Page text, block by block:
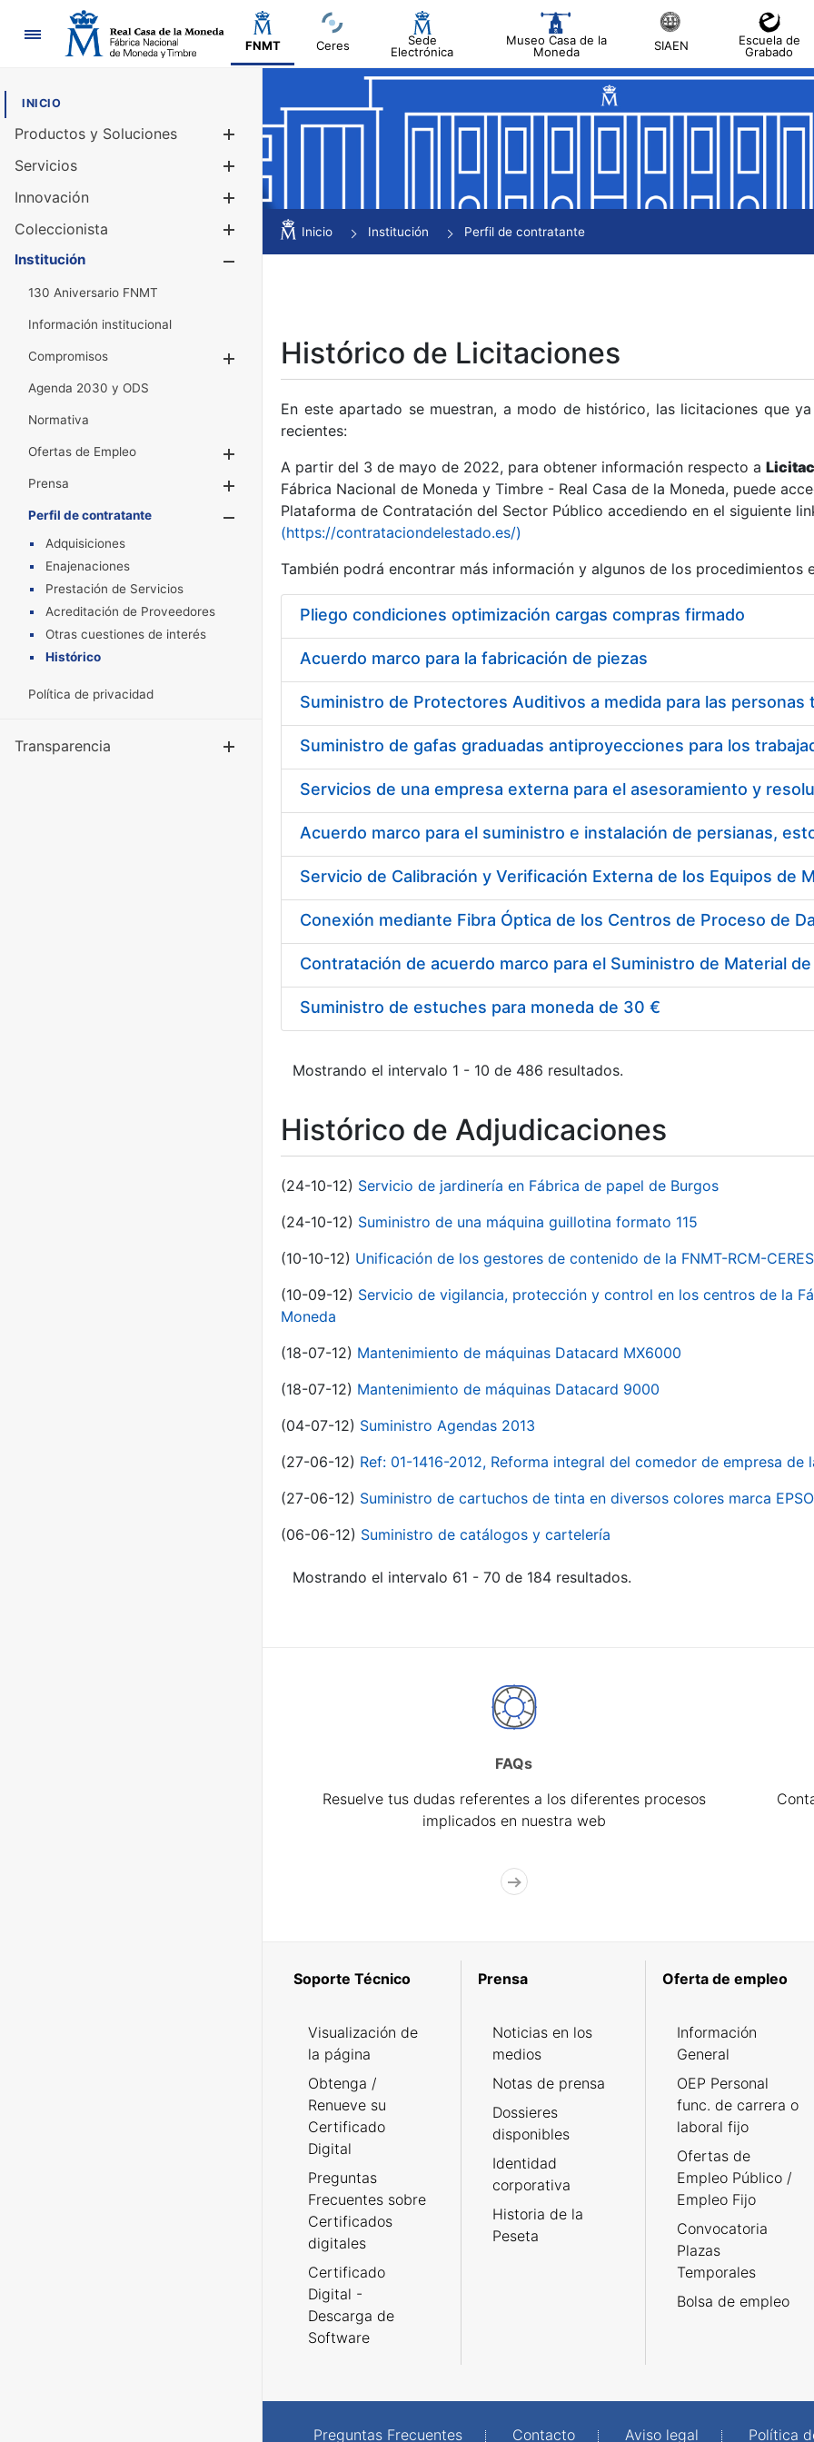
Navegación
FNMT Ceres
Sede
Electrónica
Museo Casa de la
Moneda
SIAEN
Escuela de
Grabado
INICIO
Productos y Soluciones
Mostrar/Ocultar
Servicios
Innovación
Coleccionista
Mostrar/Ocultar
Institución
130 Aniversario FNMT
Información institucional
Compromisos
Mostrar/Ocultar
Agenda 2030 y ODS
Normativa
Ofertas de Empleo
Prensa
Mostrar/Ocultar
Perfil de contratante
Mostrar/Ocultar
Adquisiciones
Enajenaciones
Prestación de Servicios
Acreditación de Proveedores
Otras cuestiones de interés
Histórico
Política de privacidad
Transparencia Mostrar/Ocultar
Inicio Institución Perfil de contratante
Histórico de Licitaciones
En este apartado se muestran, a modo de histórico, las licitaciones que
recientes:
A partir del 3 de mayo de 2022, para obtener información respecto a
Fábrica Nacional de Moneda y Timbre - Real Casa de la Moneda, puede
Plataforma de Contratación del Sector Público accediendo en el siguiente
(https://contrataciondelestado.es/)
También podrá encontrar más información y algunos de los procedimientos
Pliego condiciones optimización cargas compras firmado
Acuerdo marco para la fabricación de piezas
Acuerdo marco para el suministro e instalación de persianas,
Suministro de estuches para moneda de 30 €
Mostrando el intervalo 1 - 10 de 486 resultados.
Histórico de Adjudicaciones
(24-10-12) Servicio de jardinería en Fábrica de papel de Burgos
(24-10-12) Suministro de una máquina guillotina formato 115
(10-10-12) Unificación de los gestores de contenido de la FNMT-RCM-CERES
(10-09-12) Servicio de vigilancia, protección y control en los centros de la
Moneda
(18-07-12) Mantenimiento de máquinas Datacard MX6000
(18-07-12) Mantenimiento de máquinas Datacard 9000
(04-07-12) Suministro Agendas 2013
(27-06-12) Ref: 01-1416-2012, Reforma integral del comedor de empresa de
(27-06-12) Suministro de cartuchos de tinta en diversos colores marca
(06-06-12) Suministro de catálogos y cartelería
Mostrando el intervalo 61 - 70 de 184 resultados.
FAQs
Resuelve tus dudas referentes a los diferentes procesos
implicados en nuestra web
Soporte Técnico
Visualización de
la página
Obtenga /
Renueve su
Certificado
Digital
Preguntas
Frecuentes sobre
Certificados
digitales
Certificado
Digital -
Descarga de
Software
Prensa
Noticias en los
medios
Notas de prensa
Dossieres
disponibles
Identidad
corporativa
Historia de la
Peseta
Oferta de empleo
Información
General
OEP Personal
func. de carrera o
laboral fijo
Ofertas de
Empleo Público /
Empleo Fijo
Convocatoria
Plazas
Temporales
Bolsa de empleo
Preguntas Frecuentes Contacto Aviso legal Política